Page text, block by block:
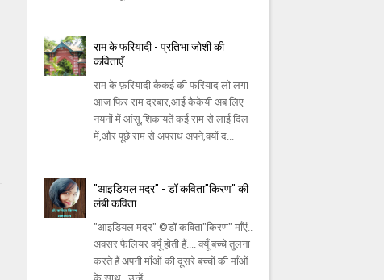
राम के फरियादी - प्रतिभा जोशी की
कविताएँ
राम के फ़रियादी कैकई की फरियाद लो लगा
आज फिर राम दरबार,आई कैकेयी अब लिए
नयनों में आंसू,शिकायतें कई राम से लाई दिल
में,और पूछे राम से अपराध अपने,क्यों द...
"आइडियल मदर" - डॉ कविता"किरण" की
लंबी कविता
"आइडियल मदर" ©डॉ कविता"किरण" माँएं..
अक्सर फैलियर क्यूँ होती हैं.... क्यूँ बच्चे तुलना
करते हैं अपनी माँओं की दूसरे बच्चों की माँओं